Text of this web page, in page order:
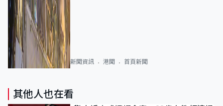
新聞資訊 港聞 首頁新聞
其他人也在看